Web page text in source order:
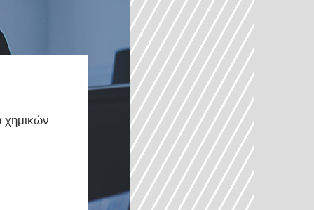
χημικών